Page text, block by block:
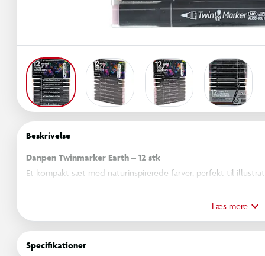
Beskrivelse
Danpen Twinmarker Earth – 12 stk
Et kompakt sæt med naturinspirerede farver, perfekt til
Indhold & funktioner
12 farver i jord- og naturtoner
Læs mere
Specifikationer